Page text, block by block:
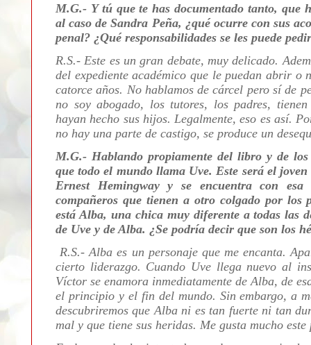
M.G.- Y tú que te has documentado tanto, que
al caso de Sandra Peña, ¿qué ocurre con sus
penal? ¿Qué responsabilidades se les puede
R.S.- Este es un gran debate, muy delicado.
del expediente académico que le puedan abrir
catorce años. No hablamos de cárcel pero sí de
no soy abogado, los tutores, los padres,
hayan hecho sus hijos. Legalmente, eso es así.
no hay una parte de castigo, se produce un
M.G.- Hablando propiamente del libro y de
que todo el mundo llama Uve. Este será el
Ernest Hemingway y se encuentra con esa
compañeros que tienen a otro colgado por
está Alba, una chica muy diferente a todas las
de Uve y de Alba. ¿Se podría decir que son los
R.S.- Alba es un personaje que me encanta.
cierto liderazgo. Cuando Uve llega nuevo al
Víctor se enamora inmediatamente de Alba, de
el principio y el fin del mundo. Sin embargo, a
descubriremos que Alba ni es tan fuerte ni tan
mal y que tiene sus heridas. Me gusta mucho este